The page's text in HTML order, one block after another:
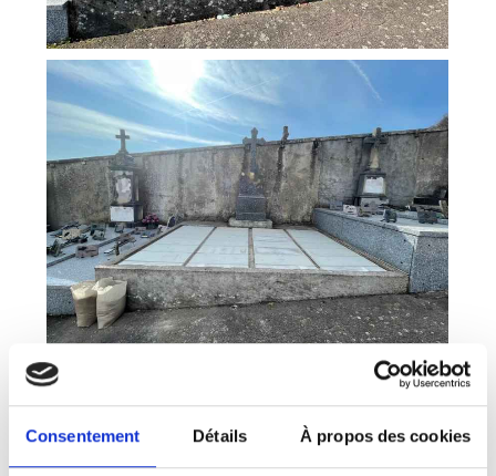
Consentement Détails À propos des cookies